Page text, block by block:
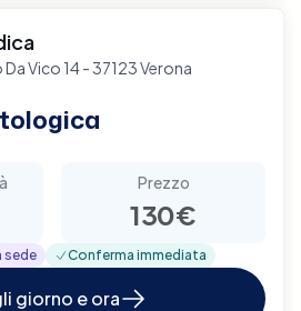
Vico 14 - 37123 Verona
Prezzo
130€
sede Conferma immediata
giorno e ora